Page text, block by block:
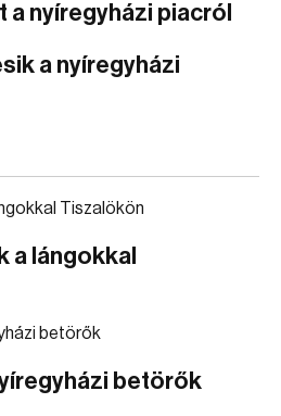
nyíregyházi piacról
a nyíregyházi
a lángokkal
betörők